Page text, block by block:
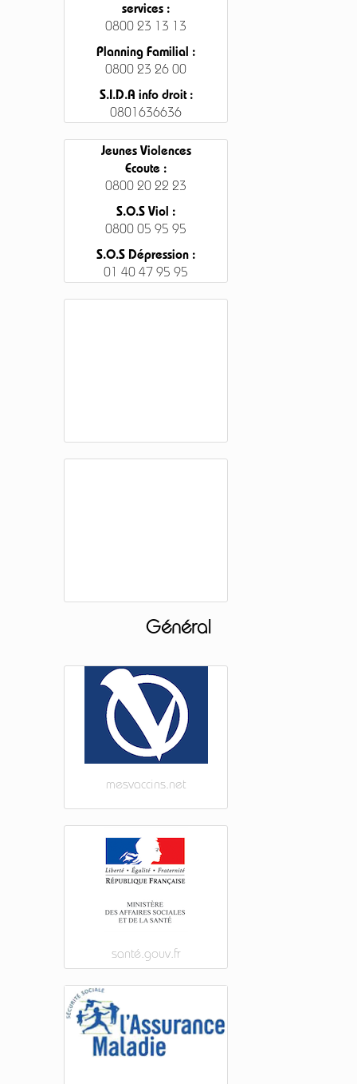
services :
0800 23 13 13
Planning Familial :
0800 23 26 00
S.I.D.A info droit :
0801636636
Jeunes Violences
Ecoute :
0800 20 22 23
S.O.S Viol :
0800 05 95 95
S.O.S Dépression :
01 40 47 95 95
Général
mesvaccins.net
santé.gouv.fr